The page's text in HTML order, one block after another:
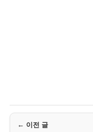
← 이전 글